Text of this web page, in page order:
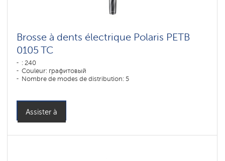
Brosse à dents électrique Polaris PETB
0105 TC
: 240
Couleur: графитовый
Nombre de modes de distribution: 5
Assister à